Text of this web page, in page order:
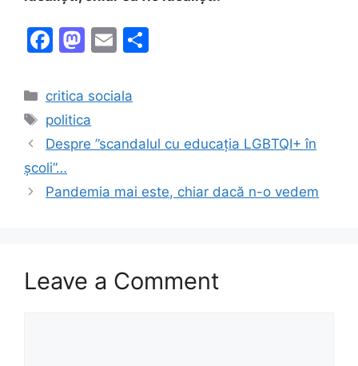
F
c
e
b
o
o
M
st
o
d
n
E
ai
Categories
critica sociala
Tags
politica
Despre ”scandalul cu educația LGBTQI+ în
școli”…
Pandemia mai este, chiar dacă n-o vedem
Leave a Comment